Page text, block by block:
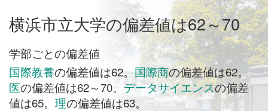
横浜市立大学の偏差値は62～70
学部ごとの偏差値
国際教養の偏差値は62。国際商の偏差値は62。
医の偏差値は62～70。 データサイエンスの偏差
値は65。 理の偏差値は63。